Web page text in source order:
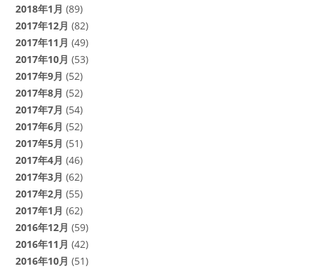
2018年1月 (89)
2017年12月 (82)
2017年11月 (49)
2017年10月 (53)
2017年9月 (52)
2017年8月 (52)
2017年7月 (54)
2017年6月 (52)
2017年5月 (51)
2017年4月 (46)
2017年3月 (62)
2017年2月 (55)
2017年1月 (62)
2016年12月 (59)
2016年11月 (42)
2016年10月 (51)